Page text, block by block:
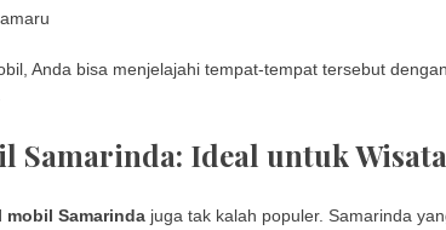
Anda bisa menjelajahi tempat-tempat tersebut
Samarinda: Ideal untuk
mobil Samarinda juga tak kalah populer. Samarinda